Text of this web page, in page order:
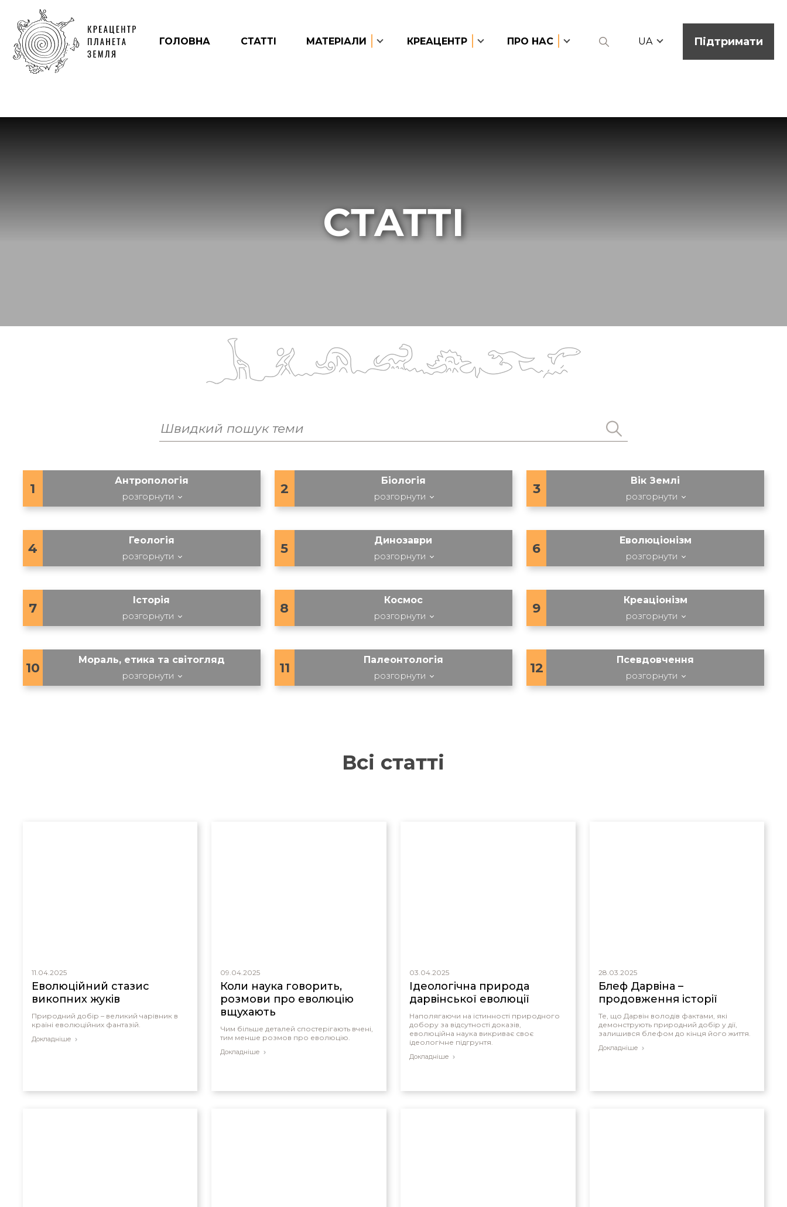
ГОЛОВНА СТАТТІ МАТЕРІАЛИ КРЕАЦЕНТР ПРО НАС UA Підтримати
СТАТТІ
1
Антропологія
розгорнути
2
Біологія
розгорнути
3
Вік Землі
розгорнути
4
Геологія
розгорнути
5
Динозаври
розгорнути
6
Еволюціонізм
розгорнути
7
Історія
розгорнути
8
Космос
розгорнути
9
Креаціонізм
розгорнути
10
Мораль, етика та світогляд
розгорнути
11
Палеонтологія
розгорнути
12
Псевдовчення
розгорнути
Всі статті
11.04.2025
Еволюційний стазис
викопних жуків
Природний добір – великий чарівник в
країні еволюційних фантазій.
Докладніше
09.04.2025
Коли наука говорить,
розмови про еволюцію
вщухають
Чим більше деталей спостерігають вчені,
тим менше розмов про еволюцію.
Докладніше
03.04.2025
Ідеологічна природа
дарвінської еволюції
Наполягаючи на істинності природного
добору за відсутності доказів,
еволюційна наука викриває своє
ідеологічне підгрунтя.
Докладніше
28.03.2025
Блеф Дарвіна –
продовження історії
Те, що Дарвін володів фактами, які
демонструють природний добір у дії,
залишився блефом до кінця його життя.
Докладніше